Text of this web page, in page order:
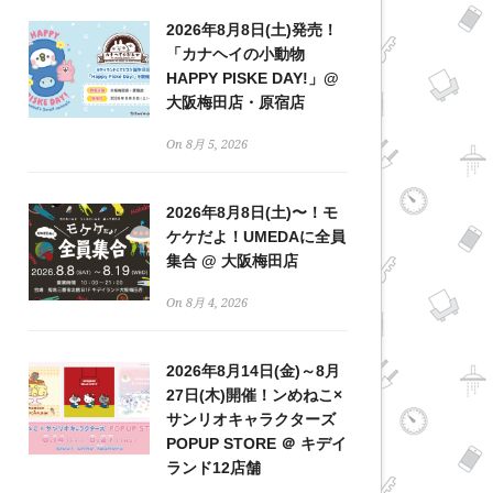
2026年8月8日(土)発売！
「カナヘイの小動物
HAPPY PISKE DAY!」@
大阪梅田店・原宿店
On 8月 5, 2026
2026年8月8日(土)〜！モ
ケケだよ！UMEDAに全員
集合 @ 大阪梅田店
On 8月 4, 2026
2026年8月14日(金)～8月
27日(木)開催！ンめねこ×
サンリオキャラクターズ
POPUP STORE ＠ キデイ
ランド12店舗